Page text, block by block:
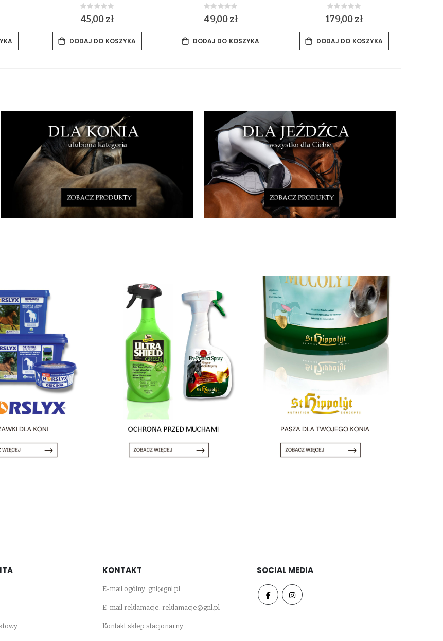
Rating:
0%
45,00 zł
DODAJ DO KOSZYKA
Rating:
0%
49,00 zł
DODAJ DO KOSZYKA
Rating:
0%
179,00 zł
DODAJ DO KOSZYKA
KONTAKT
E-mail ogólny: gnl@gnl.pl
E-mail reklamacje: reklamacje@gnl.pl
Kontakt sklep stacjonarny
SOCIAL MEDIA